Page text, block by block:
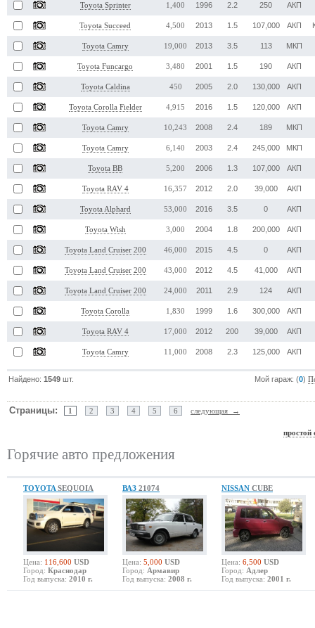
Toyota Sprinter 1,400 1996 2.2 250 АКП
Toyota Succeed 4,500 2013 1.5 107,000 АКП
Toyota Camry 19,000 2013 3.5 113 МКП
Toyota Funcargo 3,480 2001 1.5 190 АКП
Toyota Caldina 450 2005 2.0 130,000 АКП
Toyota Corolla Fielder 4,915 2016 1.5 120,000 АКП
Toyota Camry 10,243 2008 2.4 189 МКП
Toyota Camry 6,140 2003 2.4 245,000 МКП
Toyota BB 5,200 2006 1.3 107,000 АКП
Toyota RAV 4 16,357 2012 2.0 39,000 АКП
Toyota Alphard 53,000 2016 3.5 0 АКП
Toyota Wish 3,000 2004 1.8 200,000 АКП
Toyota Land Cruiser 200 46,000 2015 4.5 0 АКП
Toyota Land Cruiser 200 43,000 2012 4.5 41,000 АКП
Toyota Land Cruiser 200 24,000 2011 2.9 124 АКП
Toyota Corolla 1,830 1999 1.6 300,000 АКП
Toyota RAV 4 17,000 2012 200 39,000 АКП
Toyota Camry 11,000 2008 2.3 125,000 АКП
Найдено:1549 шт. Мой гараж: (0)
Страницы: 1 2 3 4 5 6 следующая →
простой
Горячие авто предложения
TOYOTA SEQUOIA
Цена: 116,600 USD
Город: Краснодар
Год выпуска: 2010 г.
ВАЗ 21074
Цена: 5,000 USD
Город: Армавир
Год выпуска: 2008 г.
NISSAN CUBE
Цена: 6,500 USD
Город: Адлер
Год выпуска: 2001 г.